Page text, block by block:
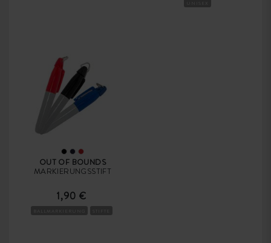
OUT OF BOUNDS
MARKIERUNGSSTIFT
1,90 €